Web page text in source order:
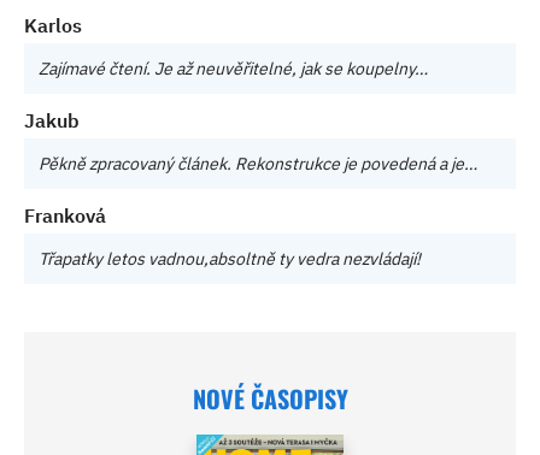
Karlos
Zajímavé čtení. Je až neuvěřitelné, jak se koupelny…
Jakub
Pěkně zpracovaný článek. Rekonstrukce je povedená a je…
Franková
Třapatky letos vadnou,absoltně ty vedra nezvládají!
NOVÉ ČASOPISY